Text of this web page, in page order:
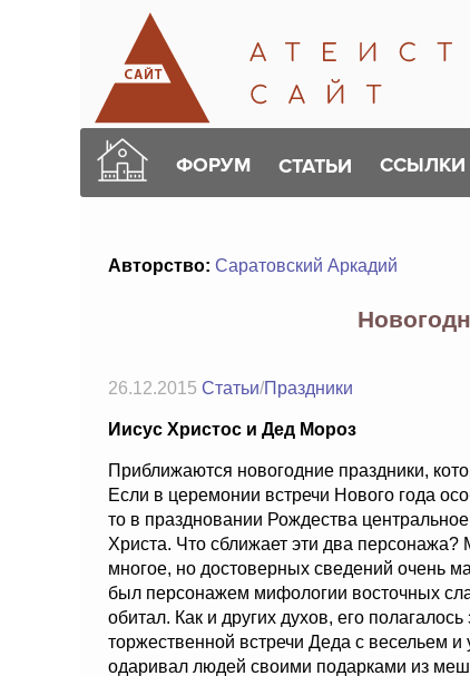
ФОРУМ СТАТЬИ ССЫЛКИ
Авторство: Саратовский Аркадий
26.12.2015 Статьи/Праздники
Иисус Христос и Дед Мороз
Приближаются новогодние праздники,
Если в церемонии встречи Нового года
то в праздновании Рождества
Христа. Что сближает эти два персонажа?
многое, но достоверных сведений очень
был персонажем мифологии восточных
обитал. Как и других духов, его
торжественной встречи Деда с весельем
одаривал людей своими подарками из